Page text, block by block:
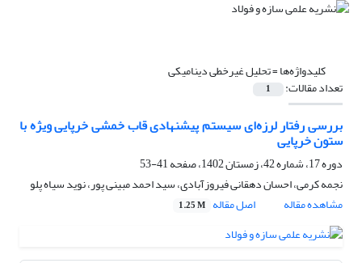
کلیدواژه‌ها =تحلیل غیرخطی دینامیکی
تعداد مقالات: 1
بررسی رفتار لرزه‌ای سیستم پیشنهادی قاب خمشی خرپایی ویژه با
ستون خرپایی
دوره 17، شماره 42، زمستان 1402، صفحه
41-53
نجمه کرمی، احسان دهقانی فیروزآبادی، سید احمد مبینی پور، نوید سیاه پلو
مشاهده مقاله
اصل مقاله 1.25 M